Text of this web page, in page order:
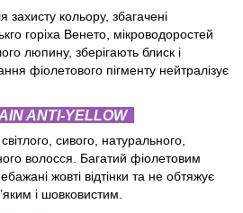
кольору, збагачені
горіха Венето, мікроводоростей
люпину, зберігають блиск і
фіолетового пігменту нейтралізує
ANTI-YELLOW
сивого, натурального,
волосся. Багатий фіолетовим
жовті відтінки та не обтяжує
і шовковистим.